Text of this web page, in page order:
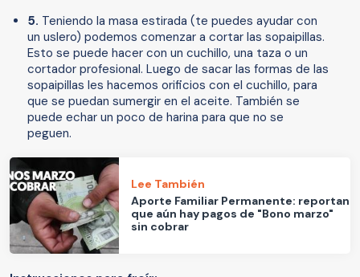
5. Teniendo la masa estirada (te puedes ayudar con
un uslero) podemos comenzar a cortar las sopaipillas.
Esto se puede hacer con un cuchillo, una taza o un
cortador profesional. Luego de sacar las formas de las
sopaipillas les hacemos orificios con el cuchillo, para
que se puedan sumergir en el aceite. También se
puede echar un poco de harina para que no se
peguen.
Lee También
Aporte Familiar Permanente: reportan
que aún hay pagos de "Bono marzo"
sin cobrar